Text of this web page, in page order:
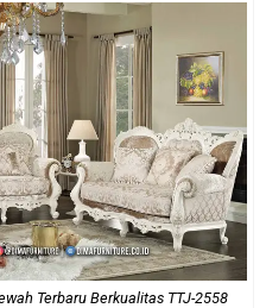
Terbaru Berkualitas TTJ-2558